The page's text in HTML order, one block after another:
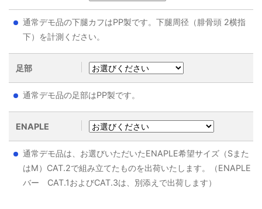
通常デモ品の下腿カフはPP製です。下腿周径（腓骨頭 2横指
下）を計測ください。
足部
通常デモ品の足部はPP製です。
ENAPLE
通常デモ品は、お選びいただいたENAPLE希望サイズ（Sまた
はM）CAT.2で組み立てたものを出荷いたします。（ENAPLE
バー CAT.1およびCAT.3は、別添えで出荷します）